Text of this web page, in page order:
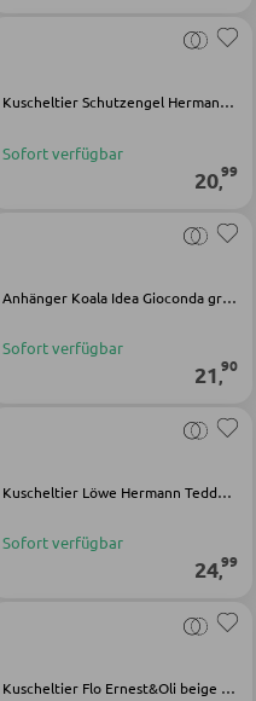
Kuscheltier Schutzengel Hermann Teddy Original beige Polyester
Sofort verfügbar
20,99
Anhänger Koala Idea Gioconda grau Angora
Sofort verfügbar
21,90
Kuscheltier Löwe Hermann Teddy Original braun Polyester
Sofort verfügbar
24,99
Kuscheltier Flo Ernest&Oli beige rosa Polyester